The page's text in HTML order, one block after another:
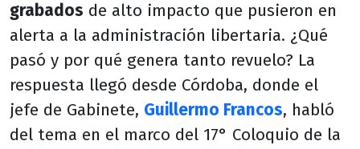
grabados de alto impacto que pusieron en
alerta a la administración libertaria. ¿Qué
pasó y por qué genera tanto revuelo? La
respuesta llegó desde Córdoba, donde el
jefe de Gabinete, Guillermo Francos, habló
del tema en el marco del 17° Coloquio de la